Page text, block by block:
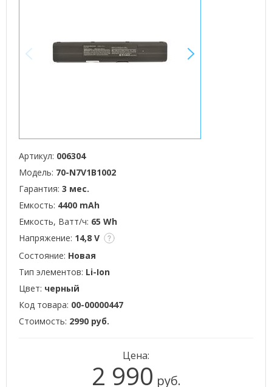
Артикул: 006304
Модель: 70-N7V1B1002
Гарантия: 3 мес.
Емкость: 4400 mAh
Емкость, Ватт/ч: 65 Wh
Напряжение: 14,8 V
Состояние: Новая
Тип элементов: Li-Ion
Цвет: черный
Код товара: 00-00000447
Стоимость: 2990 руб.
Цена:
2 990 руб.